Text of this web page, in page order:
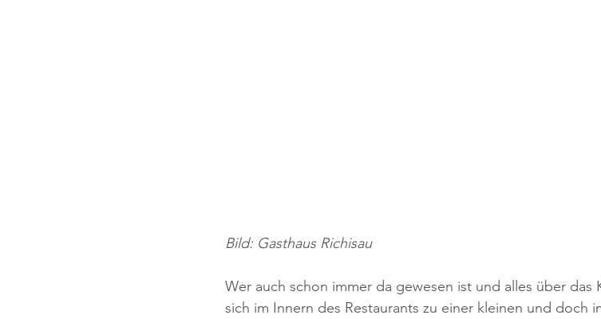
Bild: Gasthaus Richisau
Wer auch schon immer da gewesen ist und alles über das
sich im Innern des Restaurants zu einer kleinen und doch